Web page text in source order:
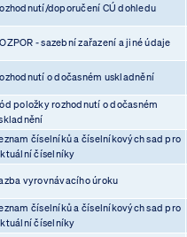
doporučení CÚ dohledu
- sazební zařazení a jiné údaje
o dočasném uskladnění
položky rozhodnutí o dočasném
číselníků a číselníkových sad pro
číselníky
vyrovnávacího úroku
číselníků a číselníkových sad pro
číselníky